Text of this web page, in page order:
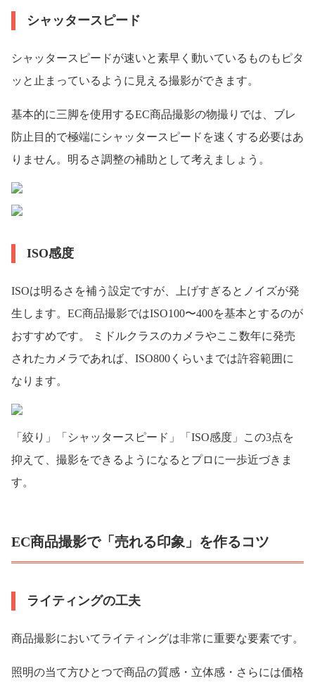
シャッタースピード
シャッタースピードが速いと素早く動いているものもピタ
ッと止まっているように見える撮影ができます。
基本的に三脚を使用するEC商品撮影の物撮りでは、ブレ
防止目的で極端にシャッタースピードを速くする必要はあ
りません。明るさ調整の補助として考えましょう。
ISO感度
ISOは明るさを補う設定ですが、上げすぎるとノイズが発
生します。EC商品撮影ではISO100〜400を基本とするのが
おすすめです。 ミドルクラスのカメラやここ数年に発売
されたカメラであれば、ISO800くらいまでは許容範囲に
なります。
「絞り」「シャッタースピード」「ISO感度」この3点を
抑えて、撮影をできるようになるとプロに一歩近づきま
す。
EC商品撮影で「売れる印象」を作るコツ
ライティングの工夫
商品撮影においてライティングは非常に重要な要素です。
照明の当て方ひとつで商品の質感・立体感・さらには価格